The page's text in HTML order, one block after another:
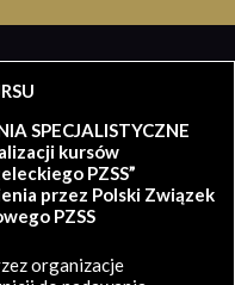
SPECJALISTYCZNE
kursów
PZSS”
przez Polski Związek
PZSS
organizacje